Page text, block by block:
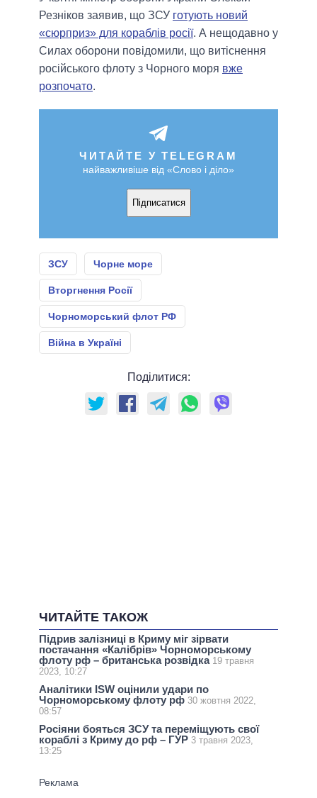
Резніков заявив, що ЗСУ готують новий
«сюрприз» для кораблів росії. А нещодавно у
Силах оборони повідомили, що витіснення
російського флоту з Чорного моря вже
розпочато.
ЧИТАЙТЕ У TELEGRAM
найважливіше від «Слово і діло»
Підписатися
ЗСУ Чорне море
Вторгнення Росії
Чорноморський флот РФ
Війна в Україні
Поділитися:
ЧИТАЙТЕ ТАКОЖ
Підрив залізниці в Криму міг зірвати
постачання «Калібрів» Чорноморському
флоту рф – британська розвідка 19 травня
2023, 10:27
Аналітики ISW оцінили удари по
Чорноморському флоту рф 30 жовтня 2022,
08:57
Росіяни бояться ЗСУ та переміщують свої
кораблі з Криму до рф – ГУР 3 травня 2023,
13:25